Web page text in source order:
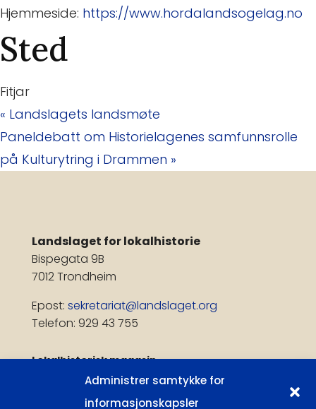
Administrer samtykke for
informasjonskapsler
Hjemmeside: https://www.hordalandsogelag.no
Sted
Fitjar
« Landslagets landsmøte
Paneldebatt om Historielagenes samfunnsrolle
på Kulturytring i Drammen »
Landslaget for lokalhistorie
Bispegata 9B
7012 Trondheim
Epost: sekretariat@landslaget.org
Telefon: 929 43 755
Lokalhistorisk magasin
Få publiseringsvarsel